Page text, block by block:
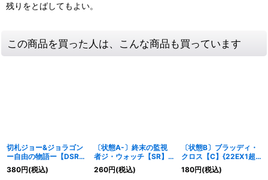
残りをとばしてもよい。
この商品を買った人は、こんな商品も買っています
切札ジョー&ジョラゴン
ー自由の物語ー【DSR】
{EX151/100}《無》
380円(税込)
〔状態A-〕終末の監視
者ジ・ウォッチ【SR】
{22EX1超5/超50}
《水》
260円(税込)
〔状態B〕ブラッディ・
クロス【C】{22EX1超
47/超50}《闇》
180円(税込)